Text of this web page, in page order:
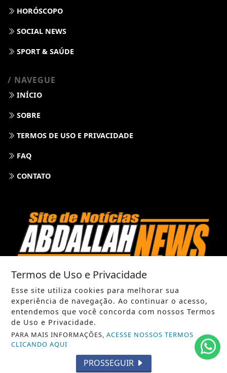
HORÓSCOPO
SOCIAL NEWS
SPORT & SAÚDE
/ NAVEGUE
INÍCIO
SOBRE
TERMOS DE USO E PRIVACIDADE
FAQ
CONTATO
ABDALLAHNEWS - TODOS OS DIREITOS RESERVADOS
Termos de Uso e Privacidade
Esse site utiliza cookies para melhorar sua
experiência de navegação. Ao continuar o acesso,
entendemos que você concorda com nossos Termos
de Uso e Privacidade.
PARA MAIS INFORMAÇÕES,ACESSE NOSSOS TERMOS
CLICANDO AQUI
PROSSEGUIR